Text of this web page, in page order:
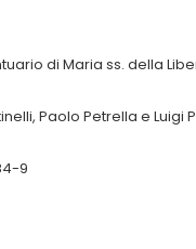
di Maria ss. della
Paolo Petrella e Luigi
9